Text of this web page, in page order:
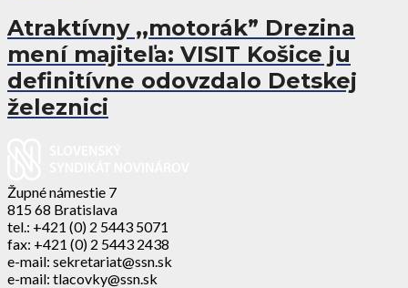
Atraktívny ,,motorák” Drezina
mení majiteľa: VISIT Košice ju
definitívne odovzdalo Detskej
železnici
Župné námestie 7
815 68 Bratislava
tel.: +421 (0) 2 5443 5071
fax: +421 (0) 2 5443 2438
e-mail: sekretariat@ssn.sk
e-mail: tlacovky@ssn.sk